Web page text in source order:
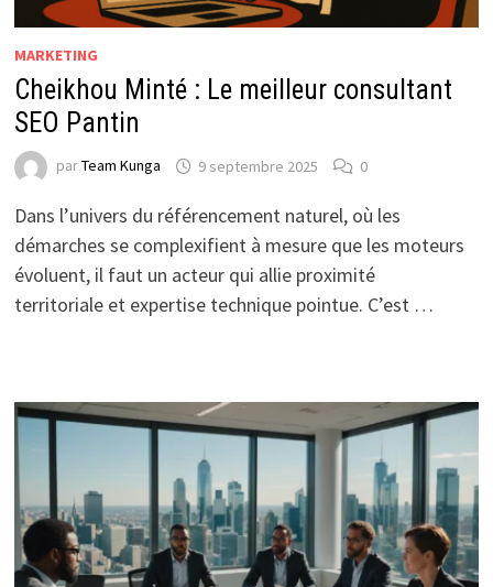
MARKETING
Cheikhou Minté : Le meilleur consultant
SEO Pantin
parTeam Kunga 9 septembre 2025 0
Dans l’univers du référencement naturel, où les
démarches se complexifient à mesure que les moteurs
évoluent, il faut un acteur qui allie proximité
territoriale et expertise technique pointue. C’est …